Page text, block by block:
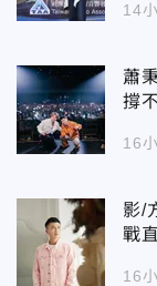
14
蕭
撐
16
影/
戰
16